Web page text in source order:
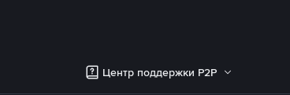
Центр поддержки P2P